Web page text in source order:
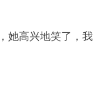
她高兴地笑了，我